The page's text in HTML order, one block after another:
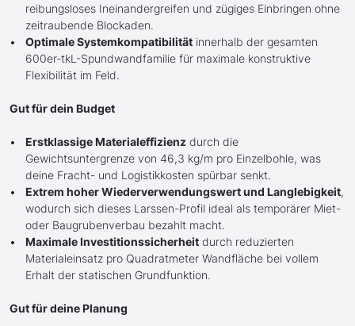
reibungsloses Ineinandergreifen und zügiges Einbringen ohne
zeitraubende Blockaden.
Optimale Systemkompatibilität innerhalb der gesamten
600er-tkL-Spundwandfamilie für maximale konstruktive
Flexibilität im Feld.
Gut für dein Budget
Erstklassige Materialeffizienz durch die
Gewichtsuntergrenze von 46,3 kg/m pro Einzelbohle, was
deine Fracht- und Logistikkosten spürbar senkt.
Extrem hoher Wiederverwendungswert und Langlebigkeit,
wodurch sich dieses Larssen-Profil ideal als temporärer Miet-
oder Baugrubenverbau bezahlt macht.
Maximale Investitionssicherheit durch reduzierten
Materialeinsatz pro Quadratmeter Wandfläche bei vollem
Erhalt der statischen Grundfunktion.
Gut für deine Planung